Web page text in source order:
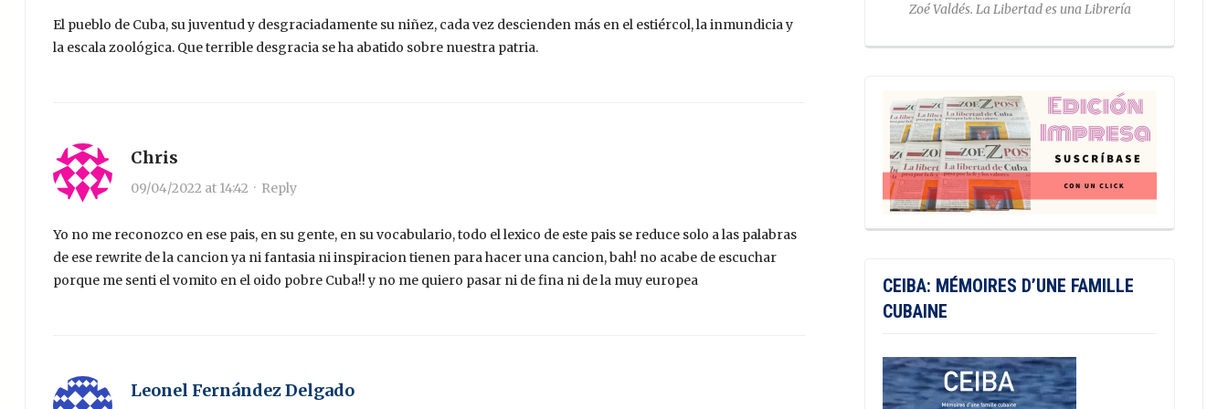
El pueblo de Cuba, su juventud y desgraciadamente su niñez, cada vez descienden más en el estiércol, la inmundicia y
la escala zoológica. Que terrible desgracia se ha abatido sobre nuestra patria.
Chris
09/04/2022 at 14:42 · Reply
Yo no me reconozco en ese pais, en su gente, en su vocabulario, todo el lexico de este pais se reduce solo a las palabras
de ese rewrite de la cancion ya ni fantasia ni inspiracion tienen para hacer una cancion, bah! no acabe de escuchar
porque me senti el vomito en el oido pobre Cuba!! y no me quiero pasar ni de fina ni de la muy europea
Leonel Fernández Delgado
Zoé Valdés. La Libertad es una Librería
CEIBA: MÉMOIRES D’UNE FAMILLE
CUBAINE